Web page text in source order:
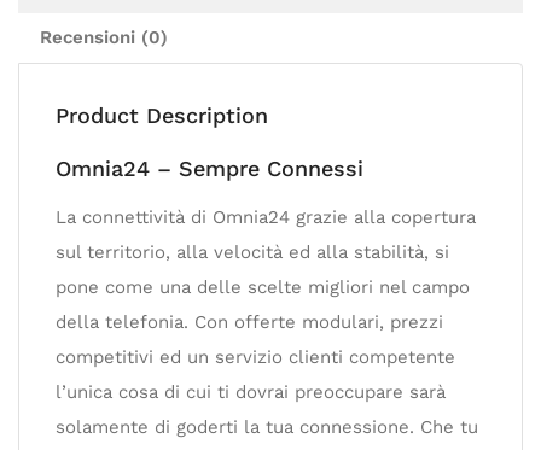
Recensioni (0)
Product Description
Omnia24 – Sempre Connessi
La connettività di Omnia24 grazie alla copertura
sul territorio, alla velocità ed alla stabilità, si
pone come una delle scelte migliori nel campo
della telefonia. Con offerte modulari, prezzi
competitivi ed un servizio clienti competente
l’unica cosa di cui ti dovrai preoccupare sarà
solamente di goderti la tua connessione. Che tu